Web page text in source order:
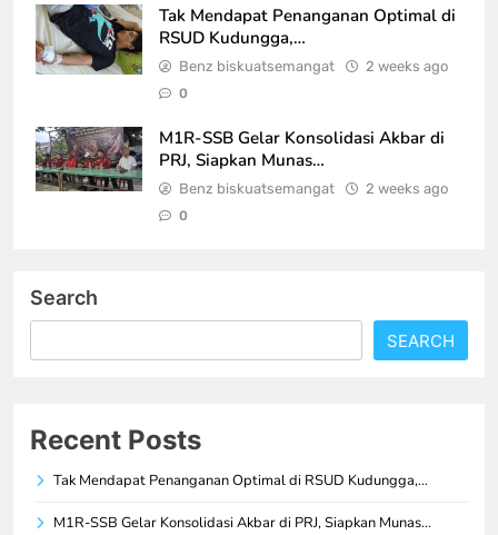
Tak Mendapat Penanganan Optimal di
RSUD Kudungga,…
Benz biskuatsemangat 2 weeks ago
0
M1R-SSB Gelar Konsolidasi Akbar di
PRJ, Siapkan Munas…
Benz biskuatsemangat 2 weeks ago
0
Search
SEARCH
Recent Posts
Tak Mendapat Penanganan Optimal di RSUD Kudungga,…
M1R-SSB Gelar Konsolidasi Akbar di PRJ, Siapkan Munas…